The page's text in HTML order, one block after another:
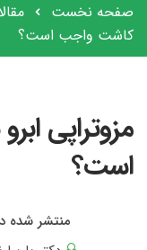
صفحه نخست
کاشت واجب است؟
مزوتراپی
است؟
منتشر شده در 3 آذر,